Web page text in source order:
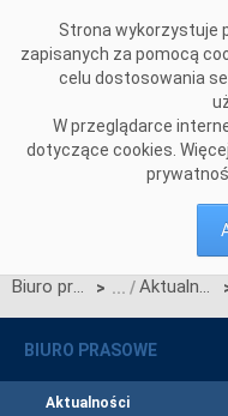
Strona wykorzystuje
zapisanych za pomocą
celu dostosowania
W przeglądarce
dotyczące cookies.
Biuro prasowe > Aktualności
BIURO PRASOWE
Aktualności